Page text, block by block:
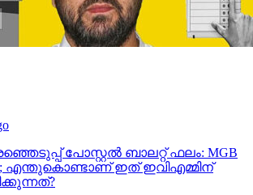
പോസ്റ്റൽ ബാലറ്റ് ഫലം: MGB
98; എന്തുകൊണ്ടാണ് ഇത് ഇവിഎമ്മിന്